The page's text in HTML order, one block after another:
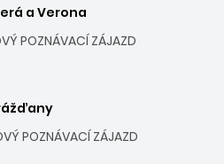
a Verona
POZNÁVACÍ ZÁJAZD
POZNÁVACÍ ZÁJAZD